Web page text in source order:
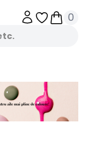
Obiecte
0